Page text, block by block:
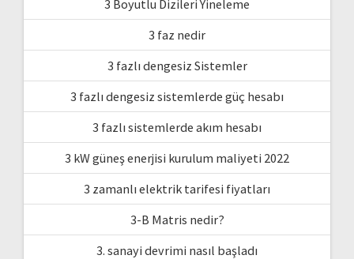
3 Boyutlu Dizileri Yineleme
3 faz nedir
3 fazlı dengesiz Sistemler
3 fazlı dengesiz sistemlerde güç hesabı
3 fazlı sistemlerde akım hesabı
3 kW güneş enerjisi kurulum maliyeti 2022
3 zamanlı elektrik tarifesi fiyatları
3-B Matris nedir?
3. sanayi devrimi nasıl başladı